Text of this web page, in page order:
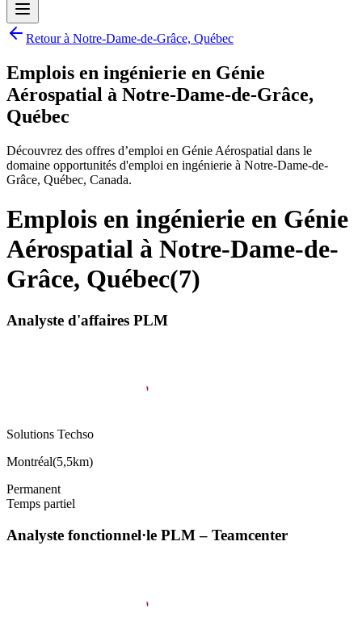
Retour à Notre-Dame-de-Grâce, Québec
Emplois en ingénierie en Génie
Aérospatial à Notre-Dame-de-Grâce,
Québec
Découvrez des offres d’emploi en Génie Aérospatial dans le
domaine opportunités d'emploi en ingénierie à Notre-Dame-de-
Grâce, Québec, Canada.
Emplois en ingénierie en Génie
Aérospatial à Notre-Dame-de-
Grâce, Québec(7)
Analyste d'affaires PLM
Solutions Techso
Montréal(5,5km)
Permanent
Temps partiel
Analyste fonctionnel·le PLM – Teamcenter